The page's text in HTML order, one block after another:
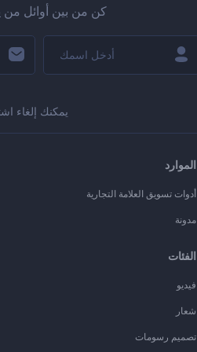
كن من بين أوائل من
يمكنك إلغاء
الموارد
أدوات تسويق العلامة التجارية
مدونة
الفئات
فيديو
شعار
تصميم رسومات